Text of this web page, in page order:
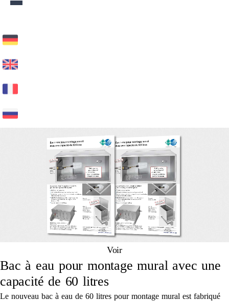
Voir
Bac à eau pour montage mural avec une
capacité de 60 litres
Le nouveau bac à eau de 60 litres pour montage mural est fabriqué